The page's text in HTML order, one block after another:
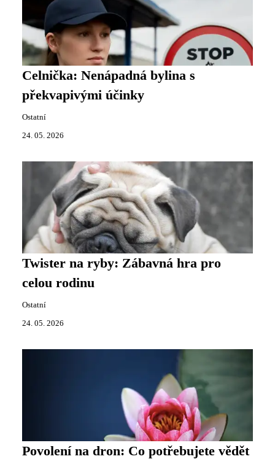
Celnička: Nenápadná bylina s
překvapivými účinky
Ostatní
24. 05. 2026
Twister na ryby: Zábavná hra pro
celou rodinu
Ostatní
24. 05. 2026
Povolení na dron: Co potřebujete vědět